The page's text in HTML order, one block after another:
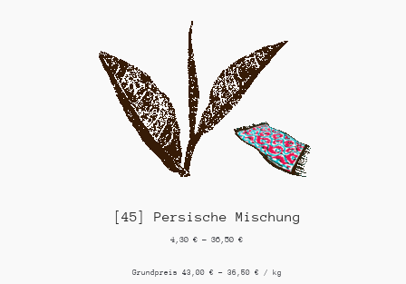
[45] Persische Mischung
4,30 € – 36,50 €
Grundpreis 43,00 € – 36,50 € / kg